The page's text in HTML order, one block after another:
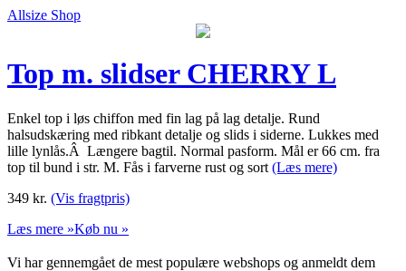
Allsize Shop
Top m. slidser CHERRY L
Enkel top i løs chiffon med fin lag på lag detalje. Rund
halsudskæring med ribkant detalje og slids i siderne. Lukkes med
lille lynlås.Â Længere bagtil. Normal pasform. Mål er 66 cm. fra
top til bund i str. M. Fås i farverne rust og sort (Læs mere)
349 kr. (Vis fragtpris)
Læs mere »Køb nu »
Vi har gennemgået de mest populære webshops og anmeldt dem